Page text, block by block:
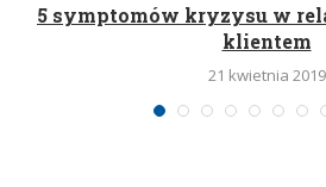
5 symptomów kryzysu w
klientem
21 kwietnia 2019